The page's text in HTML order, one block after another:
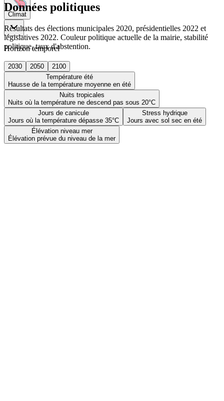
Climat
Horizon temporel
2030 2050
2100
Température été
Hausse de la température moyenne en été
Nuits tropicales
Nuits où la température ne descend pas sous 20°C
Jours de canicule
Jours où la température dépasse 35°C
Stress hydrique
Jours avec sol sec en été
Élévation niveau mer
Élévation prévue du niveau de la mer
Données politiques
Résultats des élections municipales 2020, présidentielles 2022 et
législatives 2022. Couleur politique actuelle de la mairie, stabilité
politique, taux d'abstention.